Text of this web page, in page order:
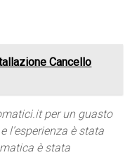
Cancello
per un guasto
l’esperienza è stata
è stata